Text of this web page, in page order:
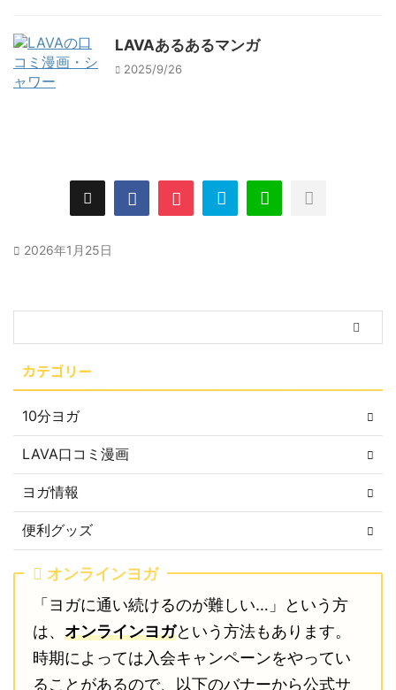
LAVAあるあるマンガ
2025/9/26
2026年1月25日
カテゴリー
10分ヨガ
LAVA口コミ漫画
ヨガ情報
便利グッズ
オンラインヨガ
「ヨガに通い続けるのが難しい…」という方
は、 オンラインヨガという方法もあります。
時期によっては入会キャンペーンをやってい
ることがあるので、以下のバナーから公式サ